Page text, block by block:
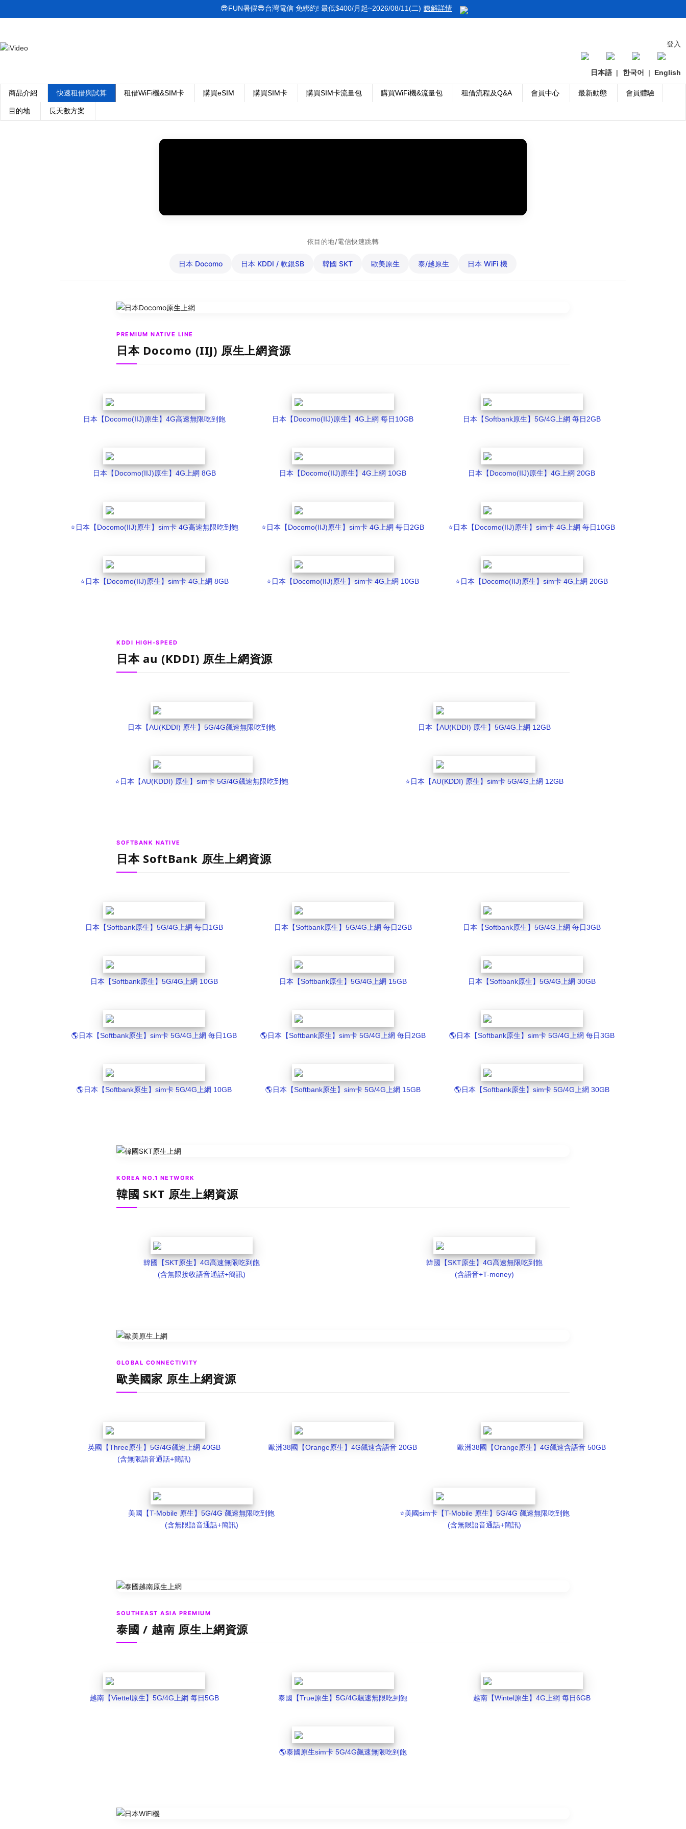
登入
日本語 | 한국어 | English
商品介紹 快速租借與試算 租借WiFi機&SIM卡 購買eSIM 購買SIM卡 購買SIM卡流量包 購買WiFi機&流量包 租借流程及Q&A 會員中心 最新動態 會員體驗
目的地 長天數方案
😎FUN暑假😎台灣電信 免綁約! 最低$400/月起~2026/08/11(二) 瞭解詳情
依目的地/電信快速跳轉
日本 Docomo 日本 KDDI / 軟銀SB 韓國 SKT 歐美原生 泰/越原生 日本 WiFi 機
PREMIUM NATIVE LINE
日本 Docomo (IIJ) 原生上網資源
日本【Docomo(IIJ)原生】4G高速無限吃到飽 日本【Docomo(IIJ)原生】4G上網 每日10GB 日本【Softbank原生】5G/4G上網 每日2GB
日本【Docomo(IIJ)原生】4G上網 8GB 日本【Docomo(IIJ)原生】4G上網 10GB 日本【Docomo(IIJ)原生】4G上網 20GB
⭐️日本【Docomo(IIJ)原生】sim卡 4G高速無限吃到飽 ⭐️日本【Docomo(IIJ)原生】sim卡 4G上網 每日2GB ⭐️日本【Docomo(IIJ)原生】sim卡 4G上網 每日10GB
⭐️日本【Docomo(IIJ)原生】sim卡 4G上網 8GB ⭐️日本【Docomo(IIJ)原生】sim卡 4G上網 10GB ⭐️日本【Docomo(IIJ)原生】sim卡 4G上網 20GB
KDDI HIGH-SPEED
日本 au (KDDI) 原生上網資源
日本【AU(KDDI) 原生】5G/4G飆速無限吃到飽 日本【AU(KDDI) 原生】5G/4G上網 12GB
⭐️日本【AU(KDDI) 原生】sim卡 5G/4G飆速無限吃到飽 ⭐️日本【AU(KDDI) 原生】sim卡 5G/4G上網 12GB
SOFTBANK NATIVE
日本 SoftBank 原生上網資源
日本【Softbank原生】5G/4G上網 每日1GB 日本【Softbank原生】5G/4G上網 每日2GB 日本【Softbank原生】5G/4G上網 每日3GB
日本【Softbank原生】5G/4G上網 10GB 日本【Softbank原生】5G/4G上網 15GB 日本【Softbank原生】5G/4G上網 30GB
🌎️日本【Softbank原生】sim卡 5G/4G上網 每日1GB 🌎️日本【Softbank原生】sim卡 5G/4G上網 每日2GB 🌎️日本【Softbank原生】sim卡 5G/4G上網 每日3GB
🌎️日本【Softbank原生】sim卡 5G/4G上網 10GB 🌎️日本【Softbank原生】sim卡 5G/4G上網 15GB 🌎️日本【Softbank原生】sim卡 5G/4G上網 30GB
KOREA NO.1 NETWORK
韓國 SKT 原生上網資源
韓國【SKT原生】4G高速無限吃到飽
(含無限接收語音通話+簡訊)
韓國【SKT原生】4G高速無限吃到飽
(含語音+T-money)
GLOBAL CONNECTIVITY
歐美國家 原生上網資源
英國【Three原生】5G/4G飆速上網 40GB
(含無限語音通話+簡訊)
歐洲38國【Orange原生】4G飆速含語音 20GB 歐洲38國【Orange原生】4G飆速含語音 50GB
美國【T-Mobile 原生】5G/4G 飆速無限吃到飽
(含無限語音通話+簡訊)
⭐️美國sim卡【T-Mobile 原生】5G/4G 飆速無限吃到飽
(含無限語音通話+簡訊)
SOUTHEAST ASIA PREMIUM
泰國 / 越南 原生上網資源
越南【Viettel原生】5G/4G上網 每日5GB 泰國【True原生】5G/4G飆速無限吃到飽 越南【Wintel原生】4G上網 每日6GB
🌎️泰國原生sim卡 5G/4G飆速無限吃到飽